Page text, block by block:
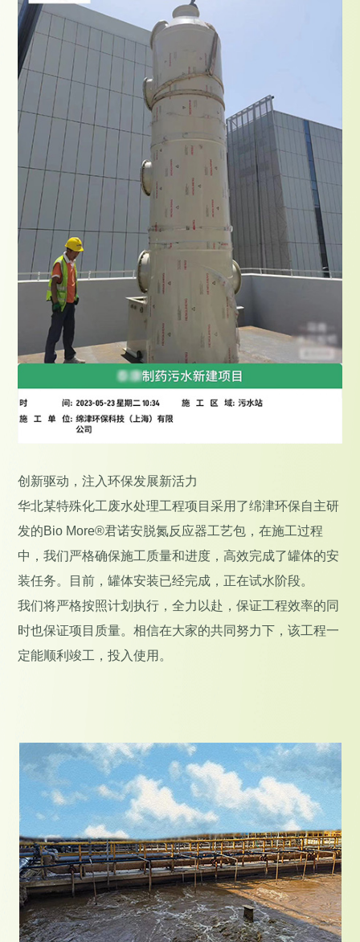
创新驱动，注入环保发展新活力
华北某特殊化工废水处理工程项目采用了绵津环保自主研
发的Bio More®君诺安脱氮反应器工艺包，在施工过程
中，我们严格确保施工质量和进度，高效完成了罐体的安
装任务。目前，罐体安装已经完成，正在试水阶段。
我们将严格按照计划执行，全力以赴，保证工程效率的同
时也保证项目质量。相信在大家的共同努力下，该工程一
定能顺利竣工，投入使用。